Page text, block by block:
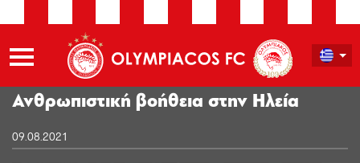
Ανθρωπιστική βοήθεια στην Ηλεία
09.08.2021